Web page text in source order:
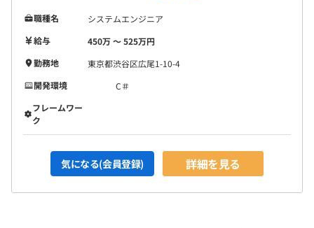
職種名
システムエンジニア
給与
450万 〜 525万円
勤務地
東京都渋谷区広尾1-10-4
開発環境
C＃
フレームワー
ク
気になる(会員登録) 詳細を見る